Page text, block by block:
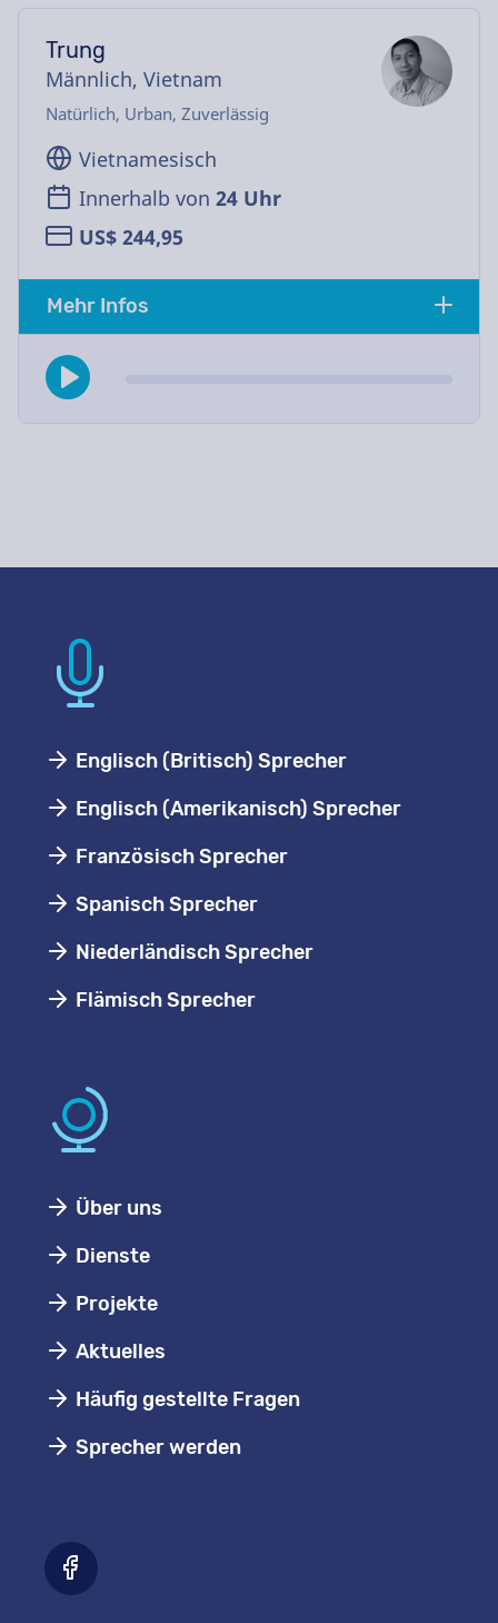
Trung
Männlich, Vietnam
Natürlich, Urban, Zuverlässig
Vietnamesisch
Innerhalb von 24 Uhr
US$ 244,95
Mehr Infos
Englisch (Britisch) Sprecher
Englisch (Amerikanisch) Sprecher
Französisch Sprecher
Spanisch Sprecher
Niederländisch Sprecher
Flämisch Sprecher
Über uns
Dienste
Projekte
Aktuelles
Häufig gestellte Fragen
Sprecher werden